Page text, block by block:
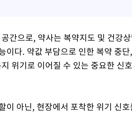
간으로, 약사는 복약지도 및 건강
이다. 약값 부담으로 인한 복약 중단
위기로 이어질 수 있는 중요한 신
이 아닌, 현장에서 포착한 위기 신호